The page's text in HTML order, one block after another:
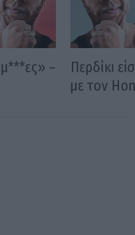
μ***ες» –
Περδίκι
με τον